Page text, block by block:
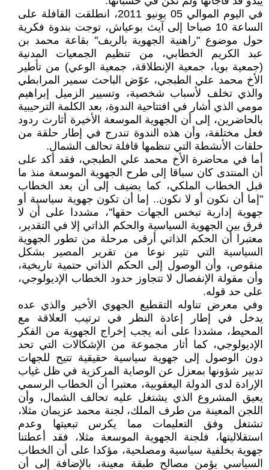
في اليوم الموالي 05 يونيو 2011، انطلقت القافلة على
الساعة 10 صباحا إلى آيث بوعياش، توجت بندوة فكرية
حول موضوع "راهنية الجهوية بالريف" بقاعة محمد بن
عبد الكريم الخطابي، من تنظيم الجمعيات المدنية
(جمعية بويا، جمعية الإنطلاقة، جمعية الوعي) من تأطير
الأخ محمد علي الطبجي، عوّض الباحث سمير المرابطي
والذي تخلف لأسباب شخصية، وتسيير الزميل إبراهيم
مومي الذي أشار في افتتاحية الندوة، بعد الكلمة الترحيبية
بالحاضرين، إلى أن الجهوية الموسعة الأخيرة أثارت ردود
فعل مختلفة، وأن هذه الندوة تندرج في إطار حلقة من
حلقات الأنشطة التي تنظمها قافلة تحالف الشمال.
أما في محاضرة الأخ محمد علي الطبجي، فقد أكد على
أن المنتدى كان سباقا إلى طرح الجهوية الموسعة منذ ما
قبل الخطاب الملكي، كما يضيف إلى أن بعد الخطاب
"إما أن نكون أو لا نكون.. إما أن تكون جهوية سياسية أو
جهوية إدارية تبخس الجهات حقها"، مشددا على أن لا
فرق بين الجهوية السياسية والحكم الذاتي إلا في التقدير،
معتبرا أن الحكم الذاتي أرقى مرحلة من تطور الجهوية
السياسية التي تثير نوعا من تقرير المصير بشكل
منقوص، وأن الوصول إلى الحكم الذاتي حتمية تاريخية،
وأن مقولة الإنفصال لا تتجاوز حدود الخطاب الإديولوجي،
على حد قوله.
وفي معرض تناوله التقطيع الجهوي الأخير والذي عده
يدخل في إطار إعادة النظر في ترتيب العلاقة مع
المحيط، مشددا على أنه يجب إخراج الجهوية من الفكر
الإديولوجي، كما أثار مجموعة من الإشكالات التي تحد
دون الوصول إلى جهوية سياسية حقيقية تتيح للجهات
تدبير شؤونها بمعزل عن الوصاية المركزية في ظل غياب
الإرادة لدى الدولة اليعقوبية، معتبرا أن الخطاب الرسمي
يعيق المشروع الذي يشتغل عليه تحالف الشمال، وأن
اللجن المعينة من طرف الملك، لجنة محمد عزيمان مثلا،
تشتغل وفق التعليمات مما يكرس تبعيتها وعدم
استقلاليتها، فلجنة الجهوية الموسعة مثلا، فقد أعطتنا
جهوية بخلفية سياسية ومصلحية، مؤكدا على أن الخطاب
السياسي يؤمن مصالح طبقة معينة، بالإضافة إلى أن